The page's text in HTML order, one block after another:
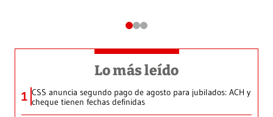
Lo más leído
1 CSS anuncia segundo pago de agosto para jubilados: ACH y
cheque tienen fechas definidas